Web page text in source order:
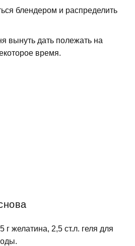
блендером и распределить
вынуть дать полежать на
время.
г желатина, 2,5 ст.л. геля для